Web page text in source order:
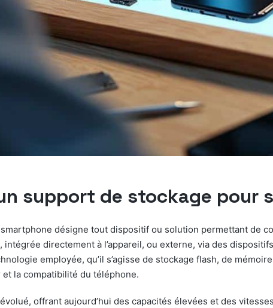
support de stockage pour
désigne tout dispositif ou solution permettant de
directement à l’appareil, ou externe, via des
employée, qu’il s’agisse de stockage flash, de
la compatibilité du téléphone.
offrant aujourd’hui des capacités élevées et des